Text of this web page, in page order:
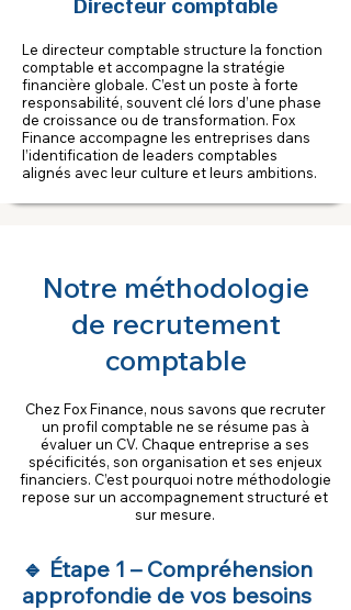
Le directeur comptable structure la fonction
comptable et accompagne la stratégie
financière globale. C’est un poste à forte
responsabilité, souvent clé lors d’une phase
de croissance ou de transformation. Fox
Finance accompagne les entreprises dans
l’identification de leaders comptables
alignés avec leur culture et leurs ambitions.
Notre méthodologie
de recrutement
comptable
Chez Fox Finance, nous savons que recruter
un profil comptable ne se résume pas à
évaluer un CV. Chaque entreprise a ses
spécificités, son organisation et ses enjeux
financiers. C’est pourquoi notre méthodologie
repose sur un accompagnement structuré et
sur mesure.
🔹 Étape 1 – Compréhension
approfondie de vos besoins